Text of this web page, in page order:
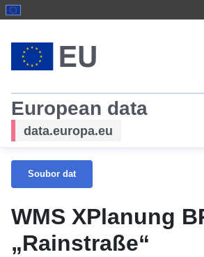
European data
data.europa.eu
Soubor dat
WMS XPlanung
„Rainstraße“